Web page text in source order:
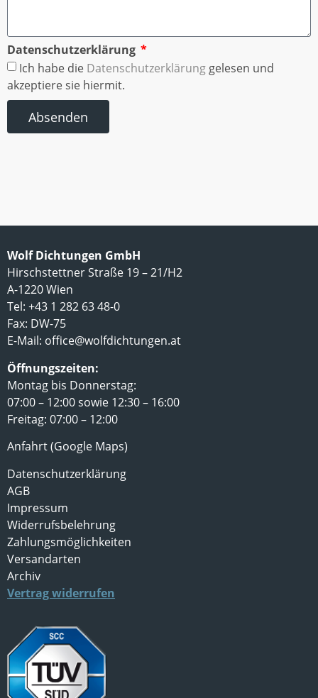
Datenschutzerklärung
Ich habe die Datenschutzerklärung gelesen und
akzeptiere sie hiermit.
Absenden
Wolf Dichtungen GmbH
Hirschstettner Straße 19 – 21/H2
A-1220 Wien
Tel: +43 1 282 63 48-0
Fax: DW-75
E-Mail: office@wolfdichtungen.at
Öffnungszeiten:
Montag bis Donnerstag:
07:00 – 12:00 sowie 12:30 – 16:00
Freitag: 07:00 – 12:00
Anfahrt (Google Maps)
Datenschutzerklärung
AGB
Impressum
Widerrufsbelehrung
Zahlungsmöglichkeiten
Versandarten
Archiv
Vertrag widerrufen